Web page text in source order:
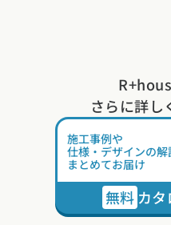
さらに詳し
施工事例や
仕様・デザインの解
まとめてお届け
無料 カ